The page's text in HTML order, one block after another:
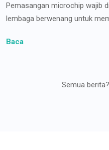
Pemasangan microchip wajib
lembaga berwenang untuk
Baca
Semua berita?